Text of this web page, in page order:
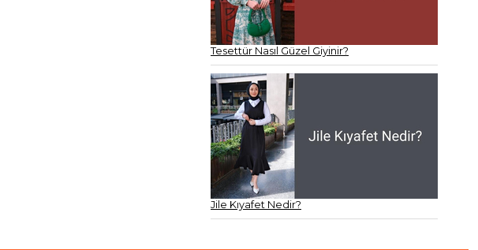
Tesettür Nasıl Güzel Giyinir?
Jile Kıyafet Nedir?